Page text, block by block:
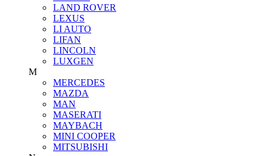
LAND ROVER
LEXUS
LI AUTO
LIFAN
LINCOLN
LUXGEN
M
MERCEDES
MAZDA
MAN
MASERATI
MAYBACH
MINI COOPER
MITSUBISHI